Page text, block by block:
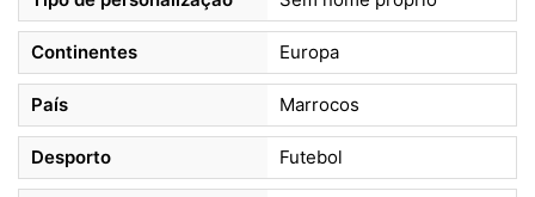
Continentes Europa
País Marrocos
Desporto Futebol